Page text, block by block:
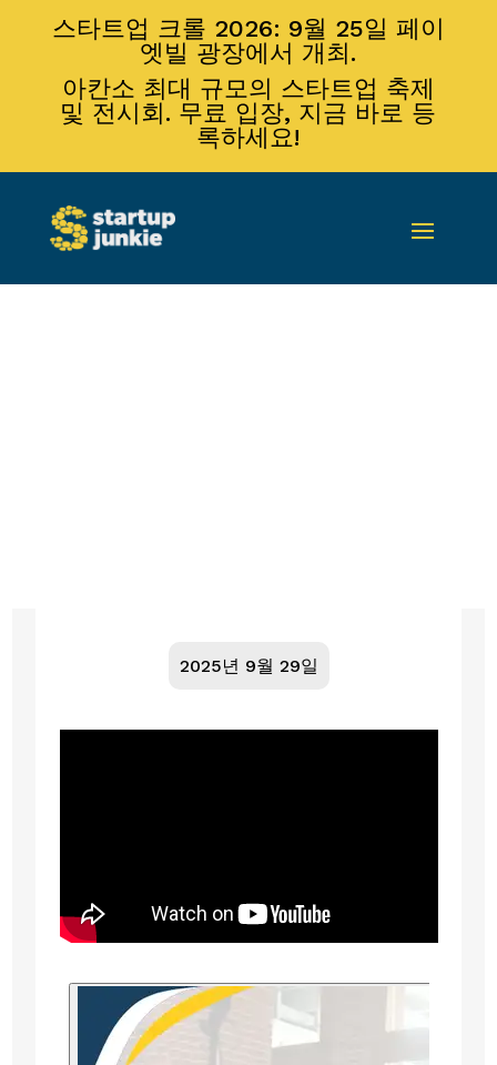
스타트업 크롤 2026: 9월 25일 페이
엣빌 광장에서 개최.
아칸소 최대 규모의 스타트업 축제
및 전시회. 무료 입장, 지금 바로 등
록하세요!
2025년 9월 29일